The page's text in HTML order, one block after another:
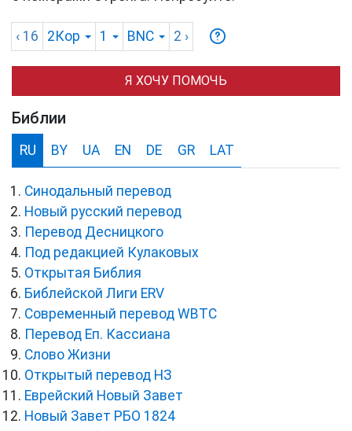
‹ 16 2Кор 1 BNC 2 ›
Я ХОЧУ ПОМОЧЬ
Библии
RU BY UA EN DE GR LAT
Синодальный перевод
Новый русский перевод
Перевод Десницкого
Под редакцией Кулаковых
Открытая Библия
Библейской Лиги ERV
Cовременный перевод WBTC
Перевод Еп. Кассиана
Слово Жизни
Открытый перевод НЗ
Еврейский Новый Завет
Новый Завет РБО 1824